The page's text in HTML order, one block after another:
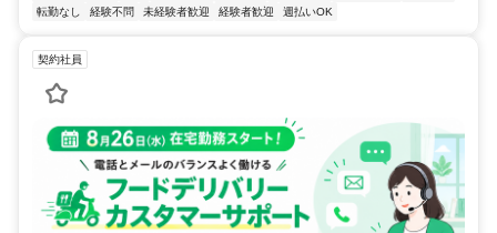
転勤なし
経験不問 未経験者歓迎 経験者歓迎 週払いOK
契約社員